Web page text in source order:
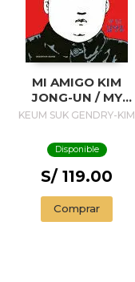
MI AMIGO KIM
JONG-UN / MY
FRIEND KIM JONG-
KEUM SUK GENDRY-KIM
Disponible
S/ 119.00
Comprar